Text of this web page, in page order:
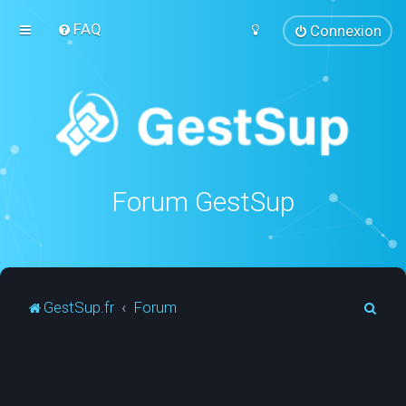
FAQ Connexion
Forum GestSup
GestSup.fr Forum